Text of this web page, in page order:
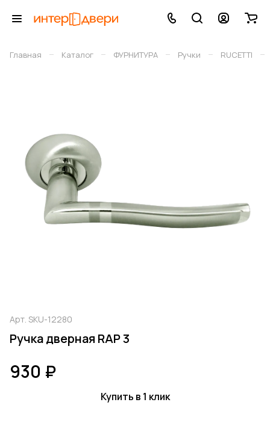
Главная – Каталог – ФУРНИТУРА – Ручки – RUCETTI –
Арт. SKU-12280
Ручка дверная RAP 3
930 ₽
Купить в 1 клик